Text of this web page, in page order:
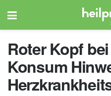
Roter Kopf
Konsum